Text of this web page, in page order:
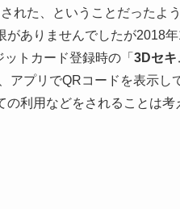
れた、ということだったよ
がありませんでしたが2018
トカード登録時の「 3Dセキ
アプリでQRコードを表示
の利用などをされることは